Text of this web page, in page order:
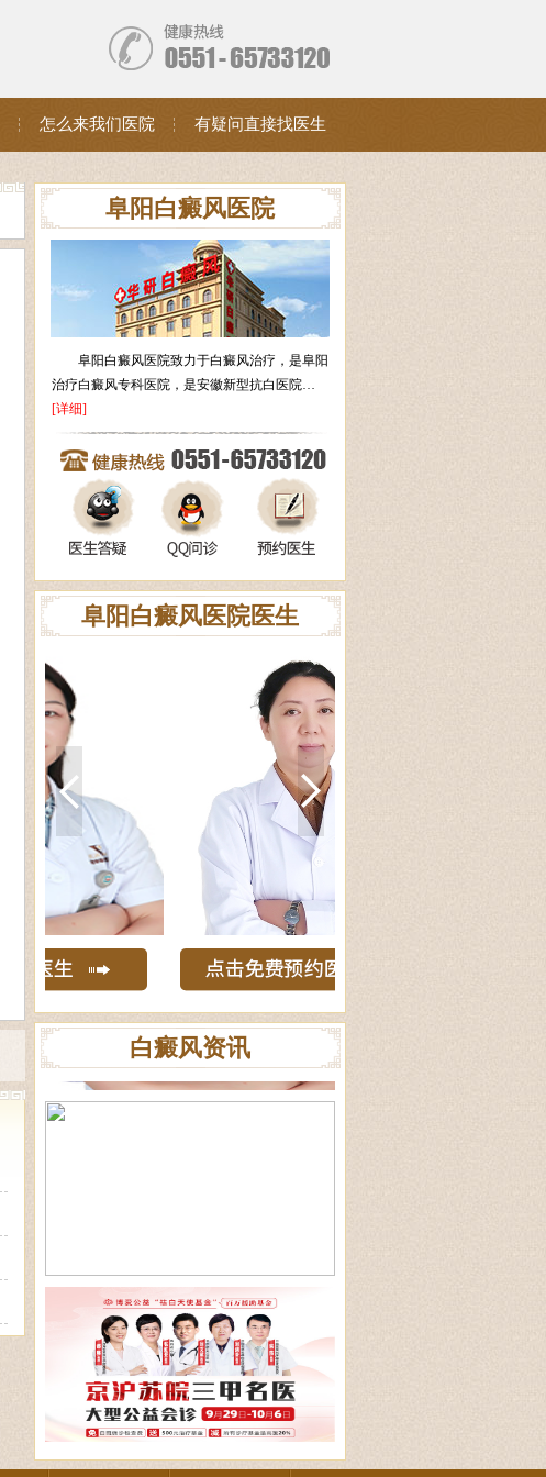
怎么来我们医院 有疑问直接找医生
阜阳白癜风医院
阜阳白癜风医院致力于白癜风治疗，是阜阳
治疗白癜风专科医院，是安徽新型抗白医院…
[详细]
阜阳白癜风医院医生
白癜风资讯